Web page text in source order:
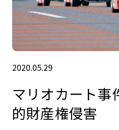
2020.05.29
マリオカート事
的財産権侵害